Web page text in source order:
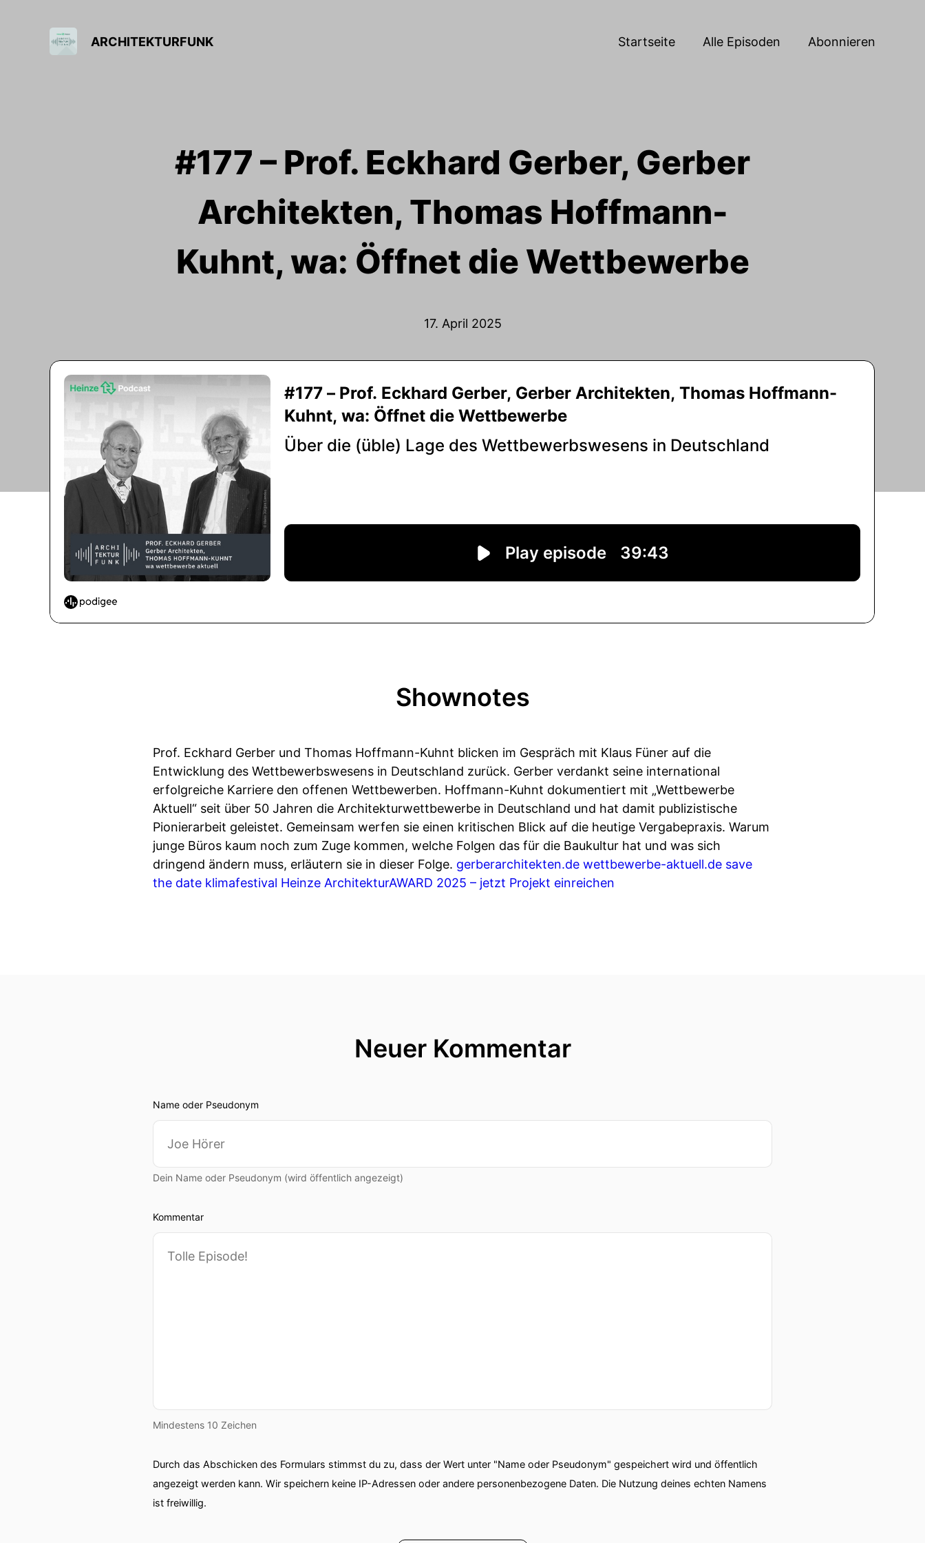
ARCHITEKTURFUNK Startseite Alle Episoden Abonnieren
#177 – Prof. Eckhard Gerber, Gerber
Architekten, Thomas Hoffmann-
Kuhnt, wa: Öffnet die Wettbewerbe
17. April 2025
Shownotes
Prof. Eckhard Gerber und Thomas Hoffmann-Kuhnt blicken im Gespräch mit Klaus Füner auf die
Entwicklung des Wettbewerbswesens in Deutschland zurück. Gerber verdankt seine international
erfolgreiche Karriere den offenen Wettbewerben. Hoffmann-Kuhnt dokumentiert mit „Wettbewerbe
Aktuell“ seit über 50 Jahren die Architekturwettbewerbe in Deutschland und hat damit publizistische
Pionierarbeit geleistet. Gemeinsam werfen sie einen kritischen Blick auf die heutige Vergabepraxis. Warum
junge Büros kaum noch zum Zuge kommen, welche Folgen das für die Baukultur hat und was sich
dringend ändern muss, erläutern sie in dieser Folge. gerberarchitekten.de wettbewerbe-aktuell.de save
the date klimafestival Heinze ArchitekturAWARD 2025 – jetzt Projekt einreichen
Neuer Kommentar
Name oder Pseudonym
Dein Name oder Pseudonym (wird öffentlich angezeigt)
Kommentar
Mindestens 10 Zeichen
Durch das Abschicken des Formulars stimmst du zu, dass der Wert unter "Name oder Pseudonym" gespeichert wird und öffentlich
angezeigt werden kann. Wir speichern keine IP-Adressen oder andere personenbezogene Daten. Die Nutzung deines echten Namens
ist freiwillig.